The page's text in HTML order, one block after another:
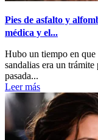
Pies de asfalto y
médica y el...
Hubo un tiempo en que
sandalias era un
pasada...
Leer más